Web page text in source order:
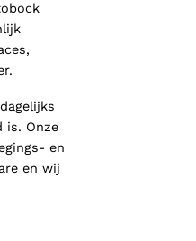
is. Onze
en
en wij